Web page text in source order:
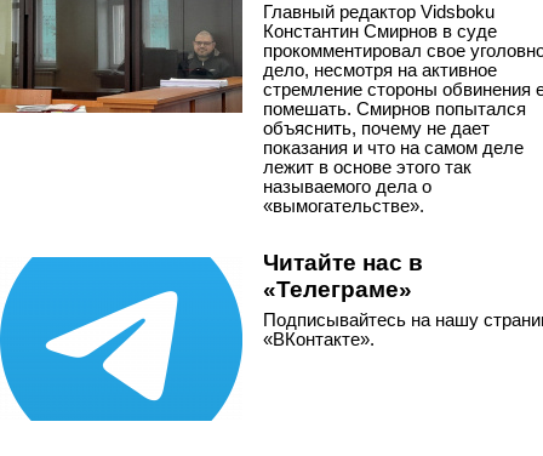
Главный редактор Vidsboku
Константин Смирнов в суде
прокомментировал свое
дело, несмотря на активное
стремление стороны обвинения
помешать. Смирнов попытался
объяснить, почему не дает
показания и что на самом деле
лежит в основе этого так
называемого дела о
«вымогательстве».
Читайте нас в
«Телеграме»
Подписывайтесь на нашу
«ВКонтакте».